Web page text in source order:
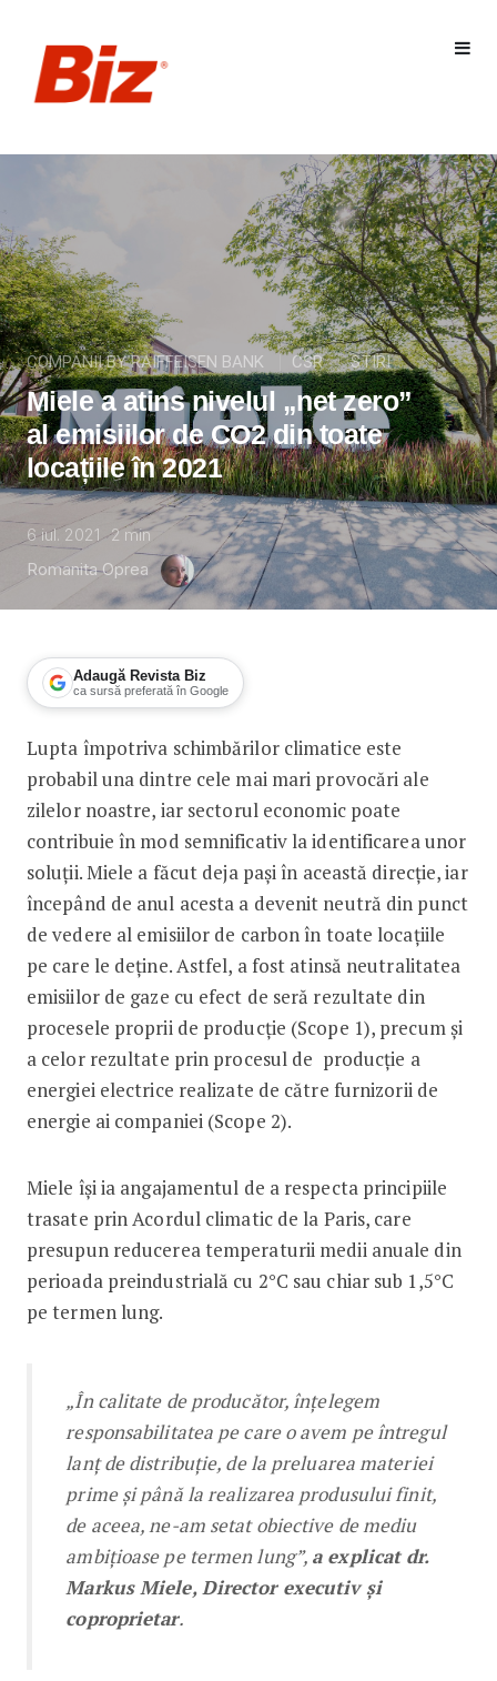
COMPANII BY RAIFFEISEN BANK CSR STIRI
Miele a atins nivelul „net zero”
al emisiilor de CO2 din toate
locațiile în 2021
6 iul. 2021 2min
Romanita Oprea
Adaugă Revista Biz
ca sursă preferată în Google
Miele a atins nivelul „net zero” al
Lupta împotriva schimbărilor climatice este
probabil una dintre cele mai mari provocări ale
zilelor noastre, iar sectorul economic poate
contribuie în mod semnificativ la identificarea unor
soluții. Miele a făcut deja pași în această direcție, iar
începând de anul acesta a devenit neutră din punct
de vedere al emisiilor de carbon în toate locațiile
pe care le deține. Astfel, a fost atinsă neutralitatea
emisiilor de gaze cu efect de seră rezultate din
procesele proprii de producție (Scope 1), precum și
a celor rezultate prin procesul de producție a
energiei electrice realizate de către furnizorii de
energie ai companiei (Scope 2).
Miele își ia angajamentul de a respecta principiile
trasate prin Acordul climatic de la Paris, care
presupun reducerea temperaturii medii anuale din
perioada preindustrială cu 2°C sau chiar sub 1,5°C
pe termen lung.
„În calitate de producător, înțelegem
responsabilitatea pe care o avem pe întregul
lanț de distribuție, de la preluarea materiei
prime și până la realizarea produsului finit,
de aceea, ne-am setat obiective de mediu
ambițioase pe termen lung”, a explicat dr.
Markus Miele, Director executiv și
coproprietar.